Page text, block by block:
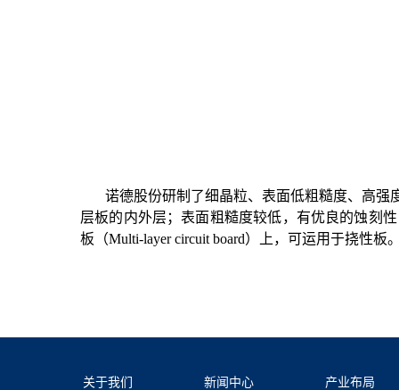
诺德股份研制了细晶粒、表面低粗糙度、高强
层板的内外层；表面粗糙度较低，有优良的蚀刻
板（Multi-layer circuit board）上，可运用于挠性
关于我们 新闻中心 产业布局